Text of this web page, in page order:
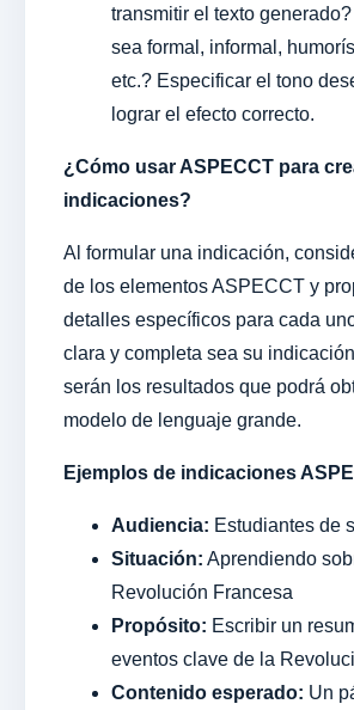
transmitir el texto
sea formal, informal,
etc.? Especificar el tono
lograr el efecto correcto.
¿Cómo usar ASPECCT para
indicaciones?
Al formular una indicación,
de los elementos ASPECCT y
detalles específicos para cada
clara y completa sea su
serán los resultados que podrá
modelo de lenguaje grande.
Ejemplos de indicaciones
Audiencia: Estudiantes de
Situación: Aprendiendo
Revolución Francesa
Propósito: Escribir un
eventos clave de la
Contenido esperado: Un